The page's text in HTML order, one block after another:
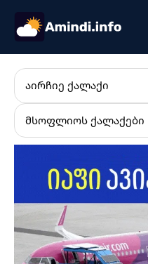
ᲐᲘᲠᲩᲘᲔ ᲥᲐᲚᲐᲥᲘ
ᲛᲡᲝᲤᲚᲘᲝᲡ ᲥᲐᲚᲐᲥᲔᲑᲘ